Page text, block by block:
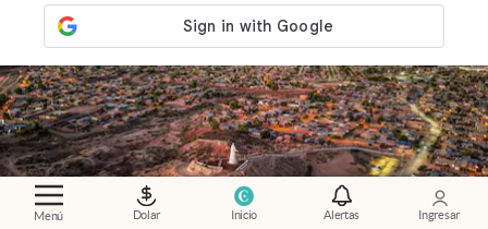
Menú Dolar Inicio Alertas Ingresar